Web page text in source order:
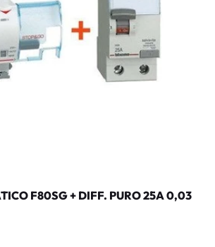
F80SG + DIFF. PURO 25A 0,03